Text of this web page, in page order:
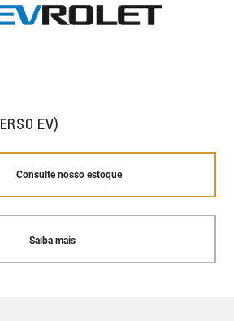
EV)
Consulte nosso estoque
Saiba mais